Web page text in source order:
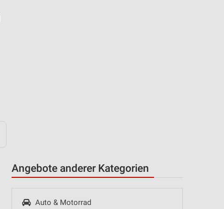
Angebote anderer Kategorien
Auto & Motorrad